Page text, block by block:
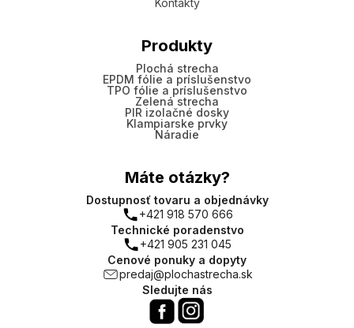
Kontakty
Produkty
Plochá strecha
EPDM fólie a príslušenstvo
TPO fólie a príslušenstvo
Zelená strecha
PIR izolačné dosky
Klampiarske prvky
Náradie
Máte otázky?
Dostupnosť tovaru a objednávky
+421 918 570 666
Technické poradenstvo
+421 905 231 045
Cenové ponuky a dopyty
predaj@plochastrecha.sk
Sledujte nás